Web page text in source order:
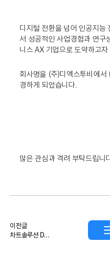
디지털 전환을 넘어 인공지능
서 성공적인 사업경험과 연구
니스 AX 기업으로 도약하고자
회사명을 (주)디엑스투비에
경하게 되었습니다.
많은 관심과 격려 부탁드립니
이전글
차트솔루션 DXChart V2.0 GS1등급 획득